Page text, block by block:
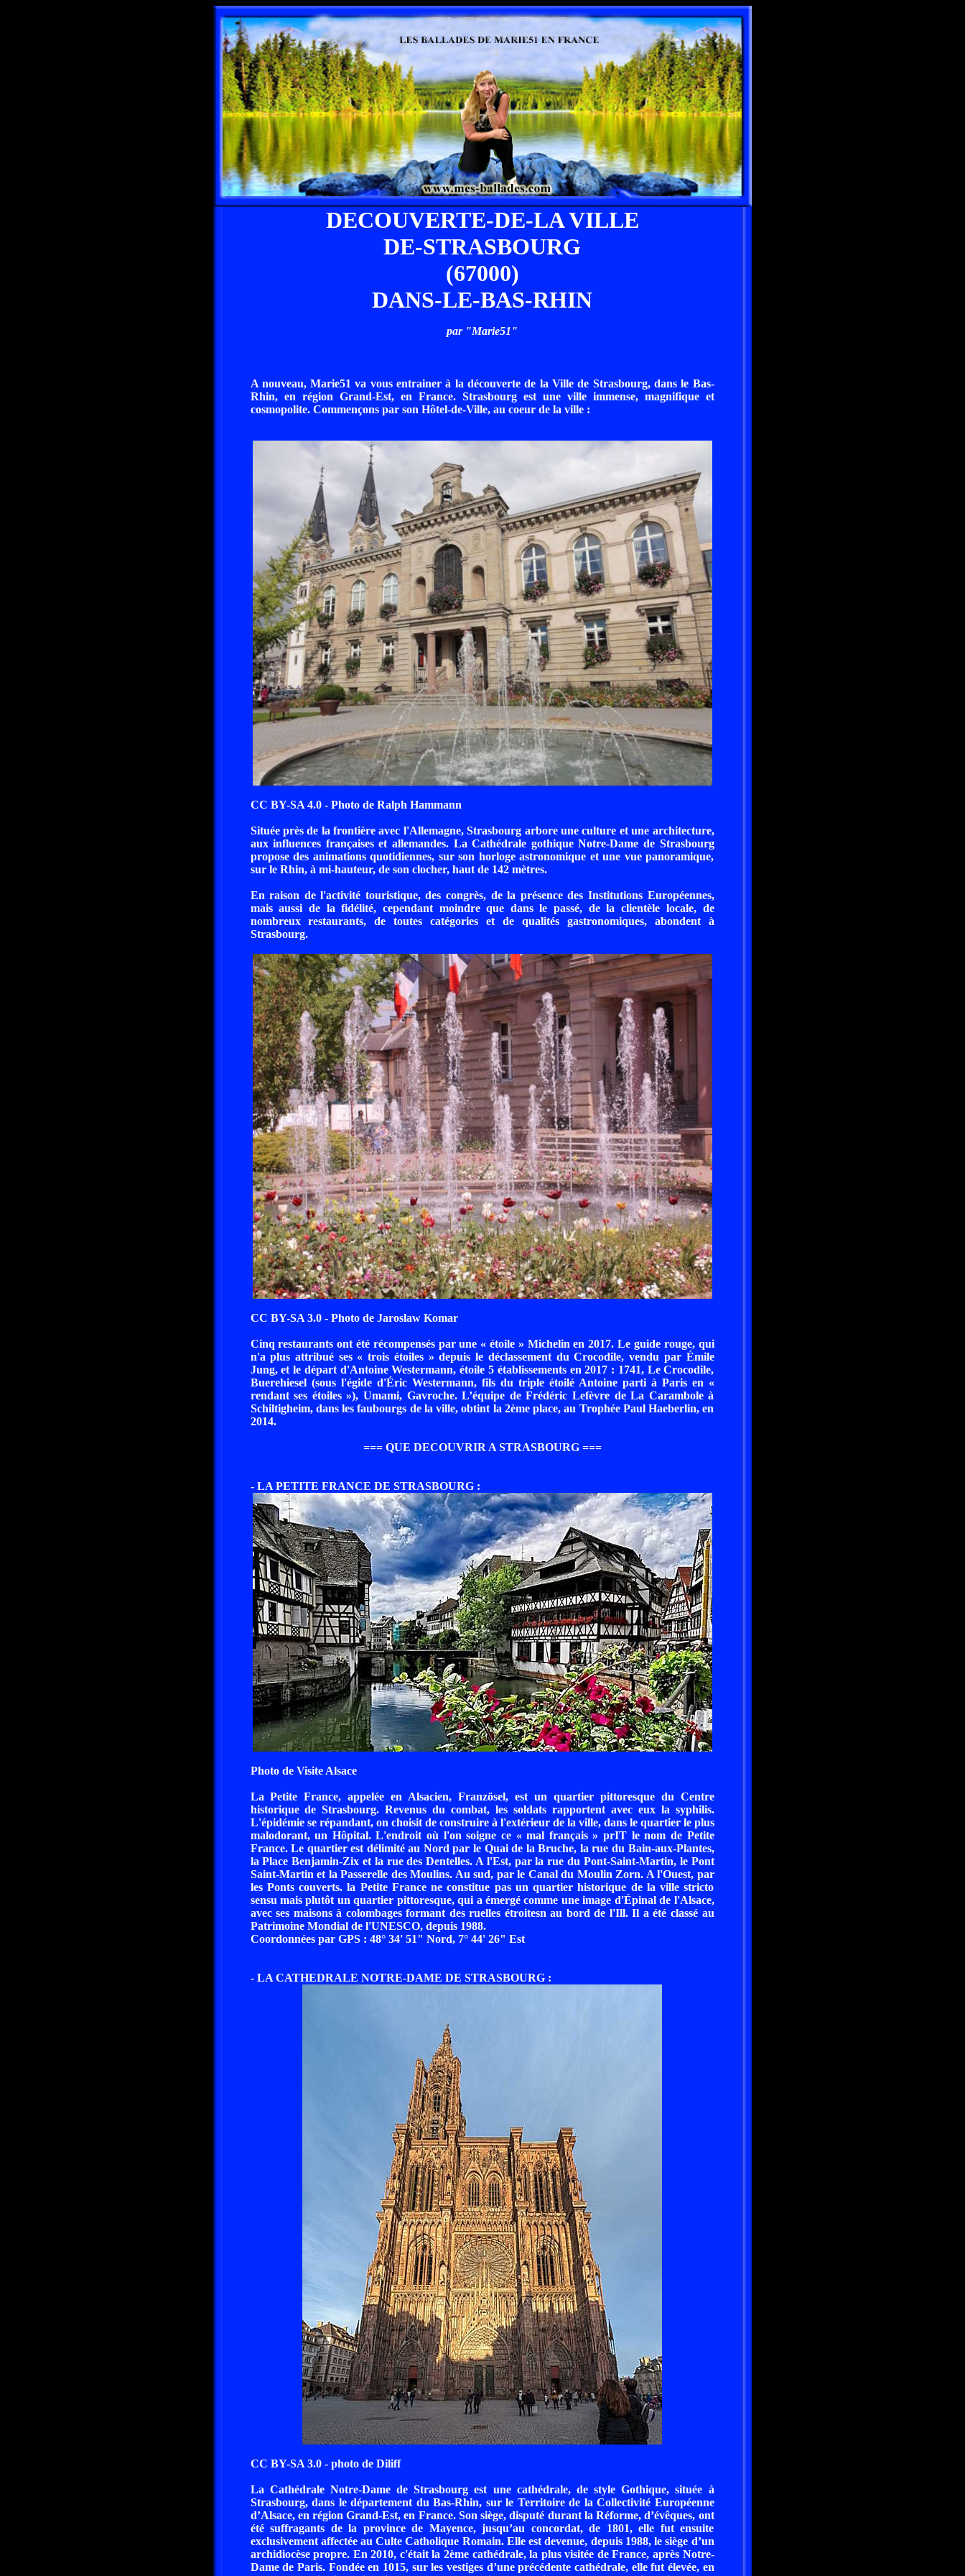
DECOUVERTE-DE-LA VILLE
DE-STRASBOURG
(67000)
DANS-LE-BAS-RHIN
par "Marie51"
A nouveau, Marie51 va vous entrainer à la découverte de la Ville de Strasbourg, dans le Bas-
Rhin, en région Grand-Est, en France. Strasbourg est une ville immense, magnifique et
cosmopolite. Commençons par son Hôtel-de-Ville, au coeur de la ville :
CC BY-SA 4.0 - Photo de Ralph Hammann
Située près de la frontière avec l'Allemagne, Strasbourg arbore une culture et une architecture,
aux influences françaises et allemandes. La Cathédrale gothique Notre-Dame de Strasbourg
propose des animations quotidiennes, sur son horloge astronomique et une vue panoramique,
sur le Rhin, à mi-hauteur, de son clocher, haut de 142 mètres.
En raison de l'activité touristique, des congrès, de la présence des Institutions Européennes,
mais aussi de la fidélité, cependant moindre que dans le passé, de la clientèle locale, de
nombreux restaurants, de toutes catégories et de qualités gastronomiques, abondent à
Strasbourg.
CC BY-SA 3.0 - Photo de Jaroslaw Komar
Cinq restaurants ont été récompensés par une « étoile » Michelin en 2017. Le guide rouge, qui
n'a plus attribué ses « trois étoiles » depuis le déclassement du Crocodile, vendu par Émile
Jung, et le départ d'Antoine Westermann, étoile 5 établissements en 2017 : 1741, Le Crocodile,
Buerehiesel (sous l'égide d'Éric Westermann, fils du triple étoilé Antoine parti à Paris en «
rendant ses étoiles »), Umami, Gavroche. L’équipe de Frédéric Lefèvre de La Carambole à
Schiltigheim, dans les faubourgs de la ville, obtint la 2ème place, au Trophée Paul Haeberlin, en
2014.
=== QUE DECOUVRIR A STRASBOURG ===
- LA PETITE FRANCE DE STRASBOURG :
Photo de Visite Alsace
La Petite France, appelée en Alsacien, Französel, est un quartier pittoresque du Centre
historique de Strasbourg. Revenus du combat, les soldats rapportent avec eux la syphilis.
L'épidémie se répandant, on choisit de construire à l'extérieur de la ville, dans le quartier le plus
malodorant, un Hôpital. L'endroit où l'on soigne ce « mal français » prIT le nom de Petite
France. Le quartier est délimité au Nord par le Quai de la Bruche, la rue du Bain-aux-Plantes,
la Place Benjamin-Zix et la rue des Dentelles. A l'Est, par la rue du Pont-Saint-Martin, le Pont
Saint-Martin et la Passerelle des Moulins. Au sud, par le Canal du Moulin Zorn. A l'Ouest, par
les Ponts couverts. la Petite France ne constitue pas un quartier historique de la ville stricto
sensu mais plutôt un quartier pittoresque, qui a émergé comme une image d'Épinal de l'Alsace,
avec ses maisons à colombages formant des ruelles étroitesn au bord de l'Ill. Il a été classé au
Patrimoine Mondial de l'UNESCO, depuis 1988.
Coordonnées par GPS : 48° 34' 51" Nord, 7° 44' 26" Est
- LA CATHEDRALE NOTRE-DAME DE STRASBOURG :
CC BY-SA 3.0 - photo de Diliff
La Cathédrale Notre-Dame de Strasbourg est une cathédrale, de style Gothique, située à
Strasbourg, dans le département du Bas-Rhin, sur le Territoire de la Collectivité Européenne
d’Alsace, en région Grand-Est, en France. Son siège, disputé durant la Réforme, d’évêques, ont
été suffragants de la province de Mayence, jusqu’au concordat, de 1801, elle fut ensuite
exclusivement affectée au Culte Catholique Romain. Elle est devenue, depuis 1988, le siège d’un
archidiocèse propre. En 2010, c'était la 2ème cathédrale, la plus visitée de France, après Notre-
Dame de Paris. Fondée en 1015, sur les vestiges d’une précédente cathédrale, elle fut élevée, en